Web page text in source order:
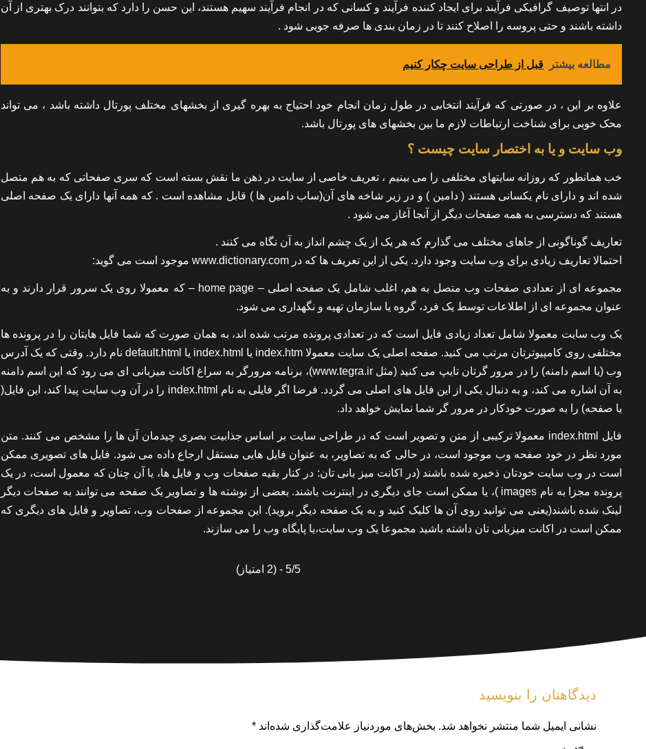
در انتها توصیف گرافیکی فرآیند برای ایجاد کننده فرآیند و کسانی که در انجام فرآیند سهیم هستند، این حسن را دارد که بتوانند درک بهتری از آن
داشته باشند و حتی پروسه را اصلاح کنند تا در زمان بندی ها صرفه جویی شود .
مطالعه بیشتر قبل از طراحی سایت چکار کنیم
علاوه بر این ، در صورتی که فرآیند انتخابی در طول زمان انجام خود احتیاج به بهره گیری از بخشهای مختلف پورتال داشته باشد ، می تواند
محک خوبی برای شناخت ارتباطات لازم ما بین بخشهای های پورتال باشد.
وب سایت و یا به اختصار سایت چیست ؟
خب همانطور که روزانه سایتهای مختلفی را می بینیم ، تعریف خاصی از سایت در ذهن ما نقش بسته است که سری صفحاتی که به هم متصل
شده اند و دارای نام یکسانی هستند ( دامین ) و در زیر شاخه های آن(ساب دامین ها ) قابل مشاهده است . که همه آنها دارای یک صفحه اصلی
هستند که دسترسی به همه صفحات دیگر از آنجا آغاز می شود .
تعاریف گوناگونی از جاهای مختلف می گذارم که هر یک از یک چشم انداز به آن نگاه می کنند .
احتمالا تعاریف زیادی برای وب سایت وجود دارد. یکی از این تعریف ها که در www.dictionary.com موجود است می گوید:
مجموعه ای از تعدادی صفحات وب متصل به هم، اغلب شامل یک صفحه اصلی – home page – که معمولا روی یک سرور قرار دارند و به
عنوان مجموعه ای از اطلاعات توسط یک فرد، گروه یا سازمان تهیه و نگهداری می شود.
یک وب سایت معمولا شامل تعداد زیادی فایل است که در تعدادی پرونده مرتب شده اند، به همان صورت که شما فایل هایتان را در پرونده ها
مختلفی روی کامپیوترتان مرتب می کنید. صفحه اصلی یک سایت معمولا index.htm یا index.html یا default.html نام دارد. وقتی که یک آدرس
وب (یا اسم دامنه) را در مرور گرتان تایپ می کنید (مثل www.tegra.ir)، برنامه مرورگر به سراغ اکانت میزبانی ای می رود که این اسم دامنه
به آن اشاره می کند، و به دنبال یکی از این فایل های اصلی می گردد. فرضا اگر فایلی به نام index.html را در آن وب سایت پیدا کند، این فایل(
یا صفحه) را به صورت خودکار در مرور گر شما نمایش خواهد داد.
فایل index.html معمولا ترکیبی از متن و تصویر است که در طراحی سایت بر اساس جذابیت بصری چیدمان آن ها را مشخص می کنند. متن
مورد نظر در خود صفحه وب موجود است، در حالی که به تصاویر، به عنوان فایل هایی مستقل ارجاع داده می شود. فایل های تصویری ممکن
است در وب سایت خودتان ذخیره شده باشند (در اکانت میز بانی تان: در کنار بقیه صفحات وب و فایل ها، یا آن چنان که معمول است، در یک
پرونده مجزا به نام images )، یا ممکن است جای دیگری در اینترنت باشند. بعضی از نوشته ها و تصاویر یک صفحه می توانند به صفحات دیگر
لینک شده باشند(یعنی می توانید روی آن ها کلیک کنید و به یک صفحه دیگر بروید). این مجموعه از صفحات وب، تصاویر و فایل های دیگری که
ممکن است در اکانت میزبانی تان داشته باشید مجموعا یک وب سایت،یا پایگاه وب را می سازند.
5/5 - (2 امتیاز)
دیدگاهتان را بنویسید
نشانی ایمیل شما منتشر نخواهد شد. بخش‌های موردنیاز علامت‌گذاری شده‌اند *